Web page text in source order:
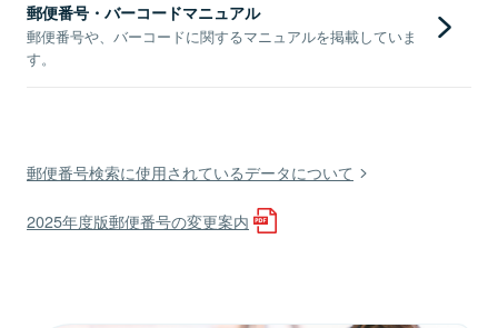
郵便番号・バーコードマニュアル
郵便番号や、バーコードに関するマニュアルを掲載していま
す。
郵便番号検索に使用されているデータについて
2025年度版郵便番号の変更案内